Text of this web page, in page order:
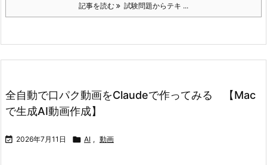
記事を読む 試験問題からテキ ...
全自動で口パク動画をClaudeで作ってみる 【Mac
で生成AI動画作成】
 2026年7月11日  AI , 動画